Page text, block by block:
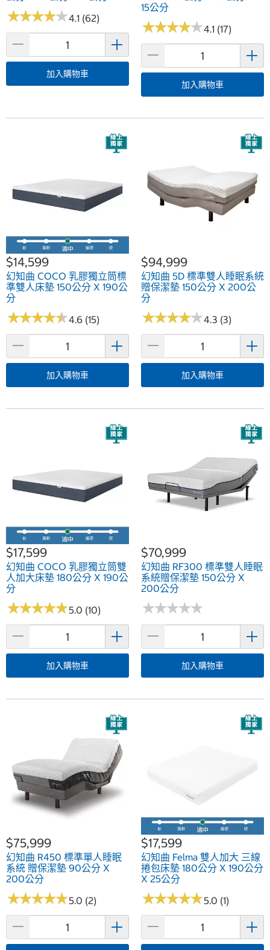
★★★★★
★★★★★4.1 (62)
加入購物車
15公分
★★★★★
★★★★★4.1 (17)
加入購物車
$14,599
幻知曲 COCO 乳膠獨立筒標
準雙人床墊 150公分 X 190公
分
★★★★★
★★★★★4.6 (15)
加入購物車
$94,999
幻知曲 5D 標準雙人睡眠系統
贈保潔墊 150公分 X 200公
分
★★★★★
★★★★★4.3 (3)
加入購物車
$17,599
幻知曲 COCO 乳膠獨立筒雙
人加大床墊 180公分 X 190公
分
★★★★★
★★★★★5.0 (10)
加入購物車
$70,999
幻知曲 RF300 標準雙人睡眠
系統贈保潔墊 150公分 X
200公分
★★★★★
★★★★★
加入購物車
$75,999
幻知曲 R450 標準單人睡眠
系統 贈保潔墊 90公分 X
200公分
★★★★★
★★★★★5.0 (2)
$17,599
幻知曲 Felma 雙人加大 三線
捲包床墊 180公分 X 190公分
X 25公分
★★★★★
★★★★★5.0 (1)